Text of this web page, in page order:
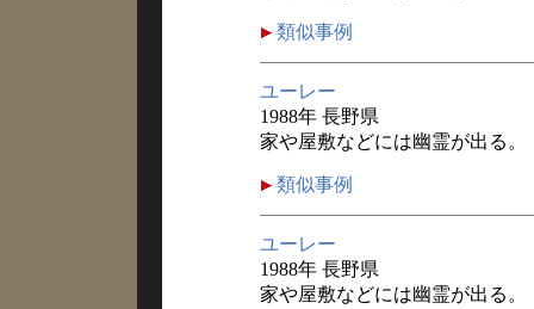
類似事例
ユーレー
1988年 長野県
家や屋敷などには幽霊が出る。
類似事例
ユーレー
1988年 長野県
家や屋敷などには幽霊が出る。